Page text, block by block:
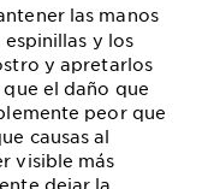
las manos
y los
y apretarlos
el daño que
peor que
causas al
visible más
dejar la